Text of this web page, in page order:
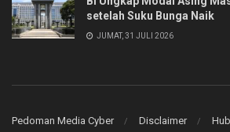
setelah Suku Bunga Naik
JUMAT, 31 JULI 2026
Pedoman Media Cyber Disclaimer